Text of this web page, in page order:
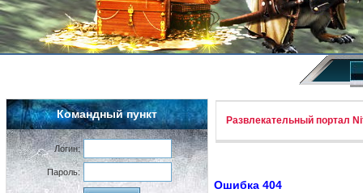
Командный пункт
Логин:
Пароль:
Развлекательный портал
Ошибка 404